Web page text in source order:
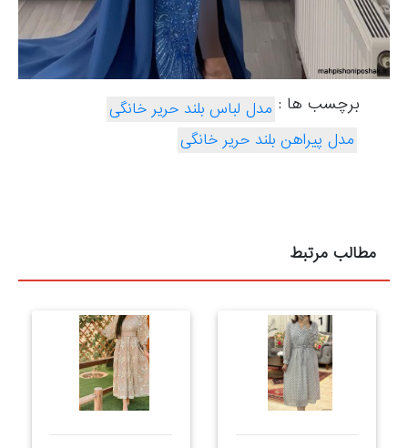
برچسب ها : مدل لباس بلند حریر خانگی
مدل پیراهن بلند حریر خانگی
مطالب مرتبط